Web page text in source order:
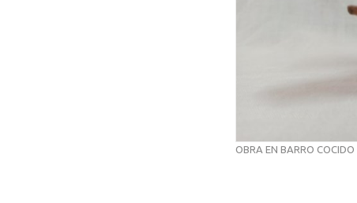
OBRA EN BARRO COCIDO